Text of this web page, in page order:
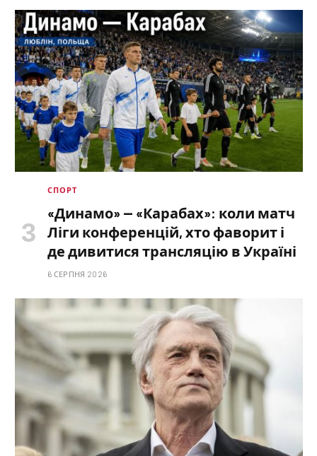
СПОРТ
«Динамо» — «Карабах»: коли матч
Ліги конференцій, хто фаворит і
де дивитися трансляцію в Україні
6 СЕРПНЯ 2026